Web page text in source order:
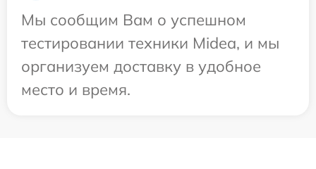
Мы сообщим Вам о успешном
тестировании техники Midea, и мы
организуем доставку в удобное
место и время.